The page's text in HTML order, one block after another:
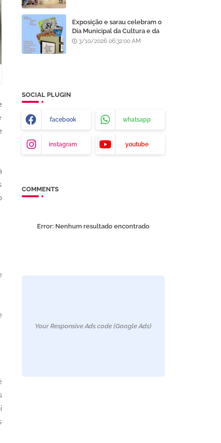
Exposição e sarau celebram o
Dia Municipal da Cultura e da
Poesia Manuca Almeida em
3/10/2026 06:32:00 AM
SOCIAL PLUGIN
facebook whatsapp
instagram youtube
COMMENTS
Error: Nenhum resultado encontrado
Your Responsive Ads code (Google Ads)